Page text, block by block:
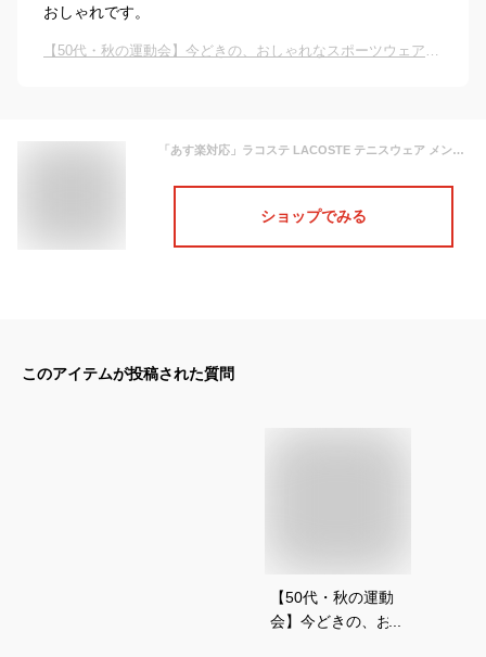
おしゃれです。
【50代・秋の運動会】今どきの、おしゃれなスポーツウェア（上下セット）教えて下さい。
「あす楽対応」ラコステ LACOSTE テニスウェア メンズ ダイヤリップストップセットアップトラックスーツ WH0879L-GHU 2022SS 『即日出荷』
ショップでみる
このアイテムが投稿された質問
【50代・秋の運動
会】今どきの、おし